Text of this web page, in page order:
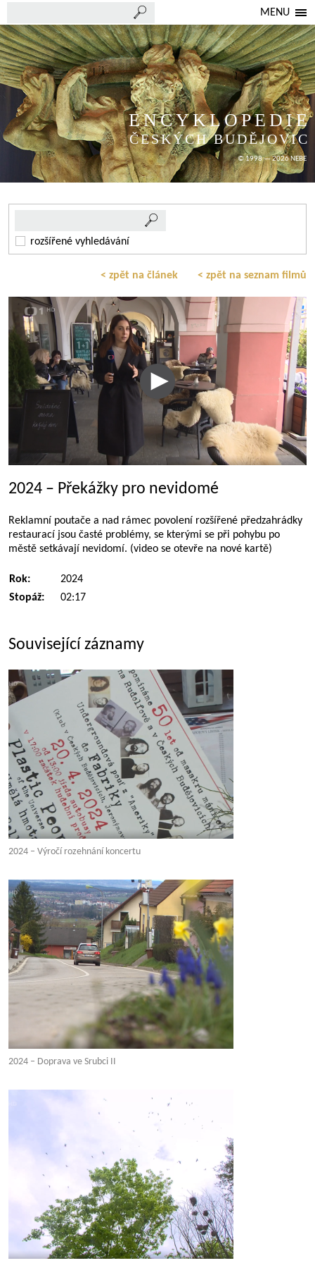
MENU
ENCYKLOPEDIE
ČESKÝCH BUDĚJOVIC
© 1998 — 2026 NEBE
rozšířené vyhledávání
< zpět na článek < zpět na seznam filmů
2024 – Překážky pro nevidomé
Reklamní poutače a nad rámec povolení rozšířené předzahrádky
restaurací jsou časté problémy, se kterými se při pohybu po
městě setkávají nevidomí. (video se otevře na nové kartě)
Rok:
2024
Stopáž:
02:17
Související záznamy
2024 – Výročí rozehnání koncertu
2024 – Doprava ve Srubci II